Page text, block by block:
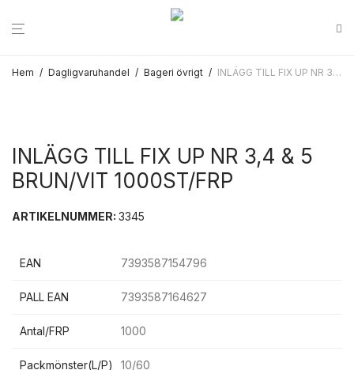
Hem / Dagligvaruhandel / Bageri övrigt / INLÄGG TILL FIX UP NR 3,4 & 5 BRUN/VIT 1000ST/FRP
INLÄGG TILL FIX UP NR 3,4 & 5
BRUN/VIT 1000ST/FRP
ARTIKELNUMMER: 3345
EAN 7393587154796
PALL EAN 7393587164627
Antal/FRP 1000
Packmönster(L/P) 10/60